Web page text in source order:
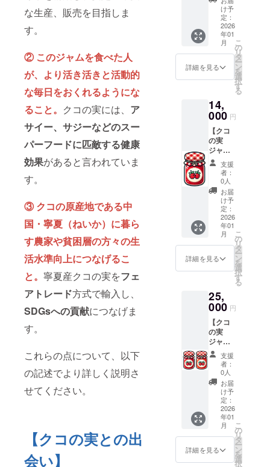
な生産、販売を目指しま
す。
② このジャムを食べた人
が、より活き活きと活動的
な毎日をおくれるようにな
ること。 クコの実には、 ア
サイー、サジーなどのスー
パーフードに匹敵する健康
効果があると言われていま
す。
③ クコの原産地である中
国・寧夏（ねいか）に暮ら
す農家や貧困層の方々の生
活水準向上につなげるこ
と。 寧夏産クコの実をフェ
アトレード方式で輸入し、
SDGsへの貢献につなげま
す。
これらの点について、以下
の記述でより詳しく説明さ
せてください。
【クコの実との出
会い】
て・・
・ ・サ
イズ：
35mm
・重
量：内
保存方
法：開
封後
は、冷
暗所に
補完し
てくだ
さい ・
消費期
限もし
くは賞
味期
限：製
造日か
ら約
・原材
料、主
原産
地：中
国、そ
の他 ・
果実
（ラズ
ベ
リー、
イチ
ゴ、ブ
ルーベ
リー、
はちみ
つ）、
砂糖
（国内
製
造）、
クコの
実、は
ちみ
つ、レ
モン、
寒天、
なお、
クコの
が、既
に一定
数の在
庫があ
るため
にリ
ターン
は必ず
履行さ
れま
す。ご
安心く
ださ
い。
使って
2000円
相当の
買い物
に利用
できま
す。サ
場合、
至急ク
コジャ
ムが欲
しい場
合など
には、
クコの
実ジャ
ム１個
との交
換が可
能です
（注意
事項な
クーポ
ンの裏
載され
ていま
す）
クーポ
ン有効
期限：
2026年
3月から
2026年
8月末ま
コの実
ジャム
につい
イズ：
35mm
ンにつ
て・・
・クコ
の実研
究所の
EC販売
年3月予
定）さ
に、こ
のクー
ポン１
枚を
使って
2000円
相当の
買い物
に利用
できま
す。サ
イトの
開設が
遅れた
ムが欲
しい場
合など
には、
１枚に
つきク
コの実
ジャム
１個と
の交換
が可能
です
（注意
事項な
どは、
ンの裏
面に詳
の実
ジャム3
個】 ク
コの実
ジャ
ム・
クーポ
ン
１枚
と、ク
コ・ベ
リー
ジャム
１個、
クコレ
モン
ジャム
１個、
クコミ
ルク
ジャム
１個を
郵送い
たしま
す。 ・
て・・
・クコ
究所の
EC販売
サイト
が開設
（2026
年3月予
定）さ
れた後
に、こ
のクー
ポンを
使って
2000円
相当の
け予
定：
2026
年01
月
詳細を見る
こ
の
リ
タ
ー
ン
を
選
択
す
る
14,
000 円
【クコ
の実
ジャ
ム・
クーポ
ン３枚
＋ クコ
の実
ジャム
１個】
クコの
実ジャ
ム・
クーポ
ン
３枚
と、ク
コ・ベ
リー
ジャム
１個を
郵送い
たしま
す。 ・
クーポ
ンにつ
て・・
・クコ
の実研
究所の
EC販売
支援
者：
0人
お届
け予
定：
2026
年01
月
詳細を見る
こ
の
リ
タ
ー
ン
を
選
択
す
る
25,
000 円
【クコ
の実
ジャ
ム・
クーポ
ン6枚
＋ クコ
の実
ジャム2
個】 ク
コの実
ジャ
ム・
クーポ
ン
支援
者：
0人
お届
け予
定：
2026
年01
月
詳細を見る
こ
の
リ
タ
ー
ン
を
選
択